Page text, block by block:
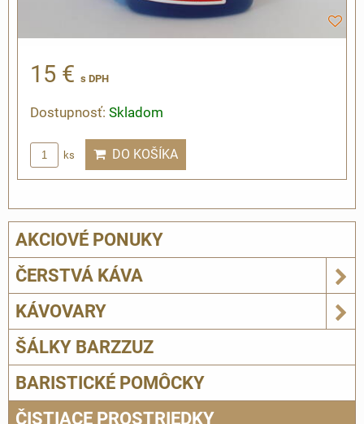
15 € s DPH
Dostupnosť: Skladom
ks DO KOŠÍKA
AKCIOVÉ PONUKY
ČERSTVÁ KÁVA
KÁVOVARY
ŠÁLKY BARZZUZ
BARISTICKÉ POMÔCKY
ČISTIACE PROSTRIEDKY